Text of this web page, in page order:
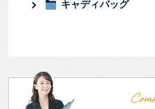
キャディバッグ